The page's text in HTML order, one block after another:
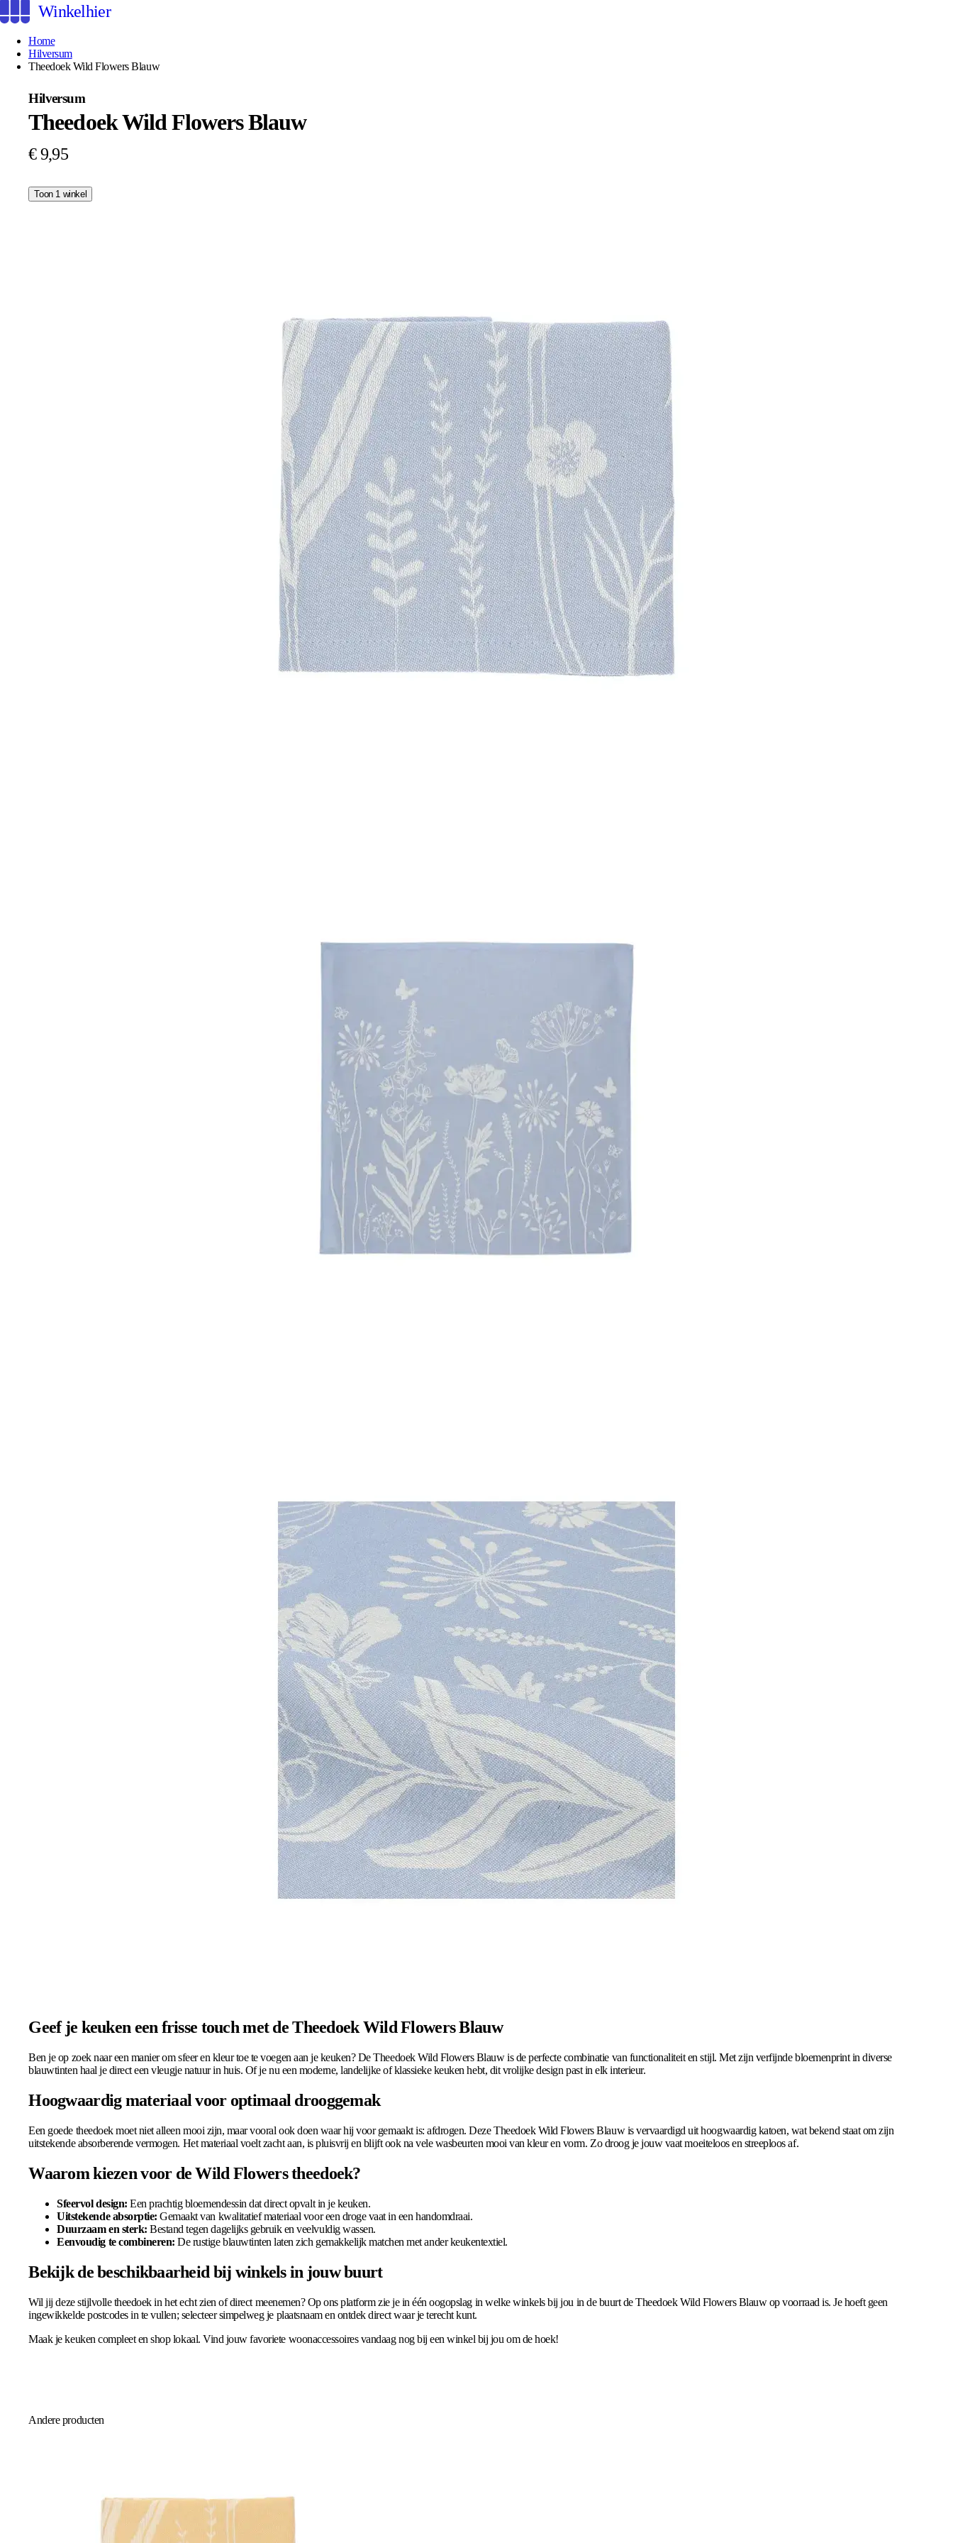
Winkelhier
Home
Hilversum
Theedoek Wild Flowers Blauw
Hilversum
Theedoek Wild Flowers Blauw
€ 9,95
Toon 1 winkel
Geef je keuken een frisse touch met de Theedoek Wild Flowers Blauw
Ben je op zoek naar een manier om sfeer en kleur toe te voegen aan je keuken? De Theedoek Wild Flowers Blauw is de perfecte combinatie van functionaliteit en stijl. Met zijn verfijnde bloemenprint in diverse
blauwtinten haal je direct een vleugje natuur in huis. Of je nu een moderne, landelijke of klassieke keuken hebt, dit vrolijke design past in elk interieur.
Hoogwaardig materiaal voor optimaal drooggemak
Een goede theedoek moet niet alleen mooi zijn, maar vooral ook doen waar hij voor gemaakt is: afdrogen. Deze Theedoek Wild Flowers Blauw is vervaardigd uit hoogwaardig katoen, wat bekend staat om zijn
uitstekende absorberende vermogen. Het materiaal voelt zacht aan, is pluisvrij en blijft ook na vele wasbeurten mooi van kleur en vorm. Zo droog je jouw vaat moeiteloos en streeploos af.
Waarom kiezen voor de Wild Flowers theedoek?
Sfeervol design: Een prachtig bloemendessin dat direct opvalt in je keuken.
Uitstekende absorptie: Gemaakt van kwalitatief materiaal voor een droge vaat in een handomdraai.
Duurzaam en sterk: Bestand tegen dagelijks gebruik en veelvuldig wassen.
Eenvoudig te combineren: De rustige blauwtinten laten zich gemakkelijk matchen met ander keukentextiel.
Bekijk de beschikbaarheid bij winkels in jouw buurt
Wil jij deze stijlvolle theedoek in het echt zien of direct meenemen? Op ons platform zie je in één oogopslag in welke winkels bij jou in de buurt de Theedoek Wild Flowers Blauw op voorraad is. Je hoeft geen
ingewikkelde postcodes in te vullen; selecteer simpelweg je plaatsnaam en ontdek direct waar je terecht kunt.
Maak je keuken compleet en shop lokaal. Vind jouw favoriete woonaccessoires vandaag nog bij een winkel bij jou om de hoek!
Andere producten